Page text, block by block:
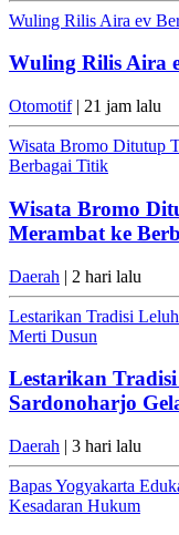
Wuling Rilis Aira ev
Wuling Rilis Aira
Otomotif| 21 jam lalu
Wisata Bromo Ditutup
Berbagai Titik
Wisata Bromo
Merambat ke
Daerah | 2 hari lalu
Lestarikan Tradisi
Merti Dusun
Lestarikan
Sardonoharjo
Daerah | 3 hari lalu
Bapas Yogyakarta
Kesadaran Hukum